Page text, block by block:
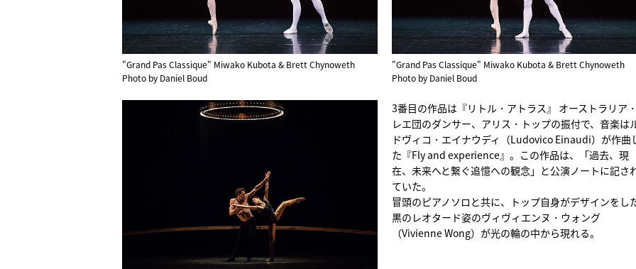
"Grand Pas Classique" Miwako Kubota & Brett Chynoweth
Photo by Daniel Boud
"Grand Pas Classique" Miwako Kubota & Brett Chynoweth
Photo by Daniel Boud
3番目の作品は『リトル・アトラス』 オーストラリア
レエ団のダンサー、アリス・トップの振付で、音楽は
ドヴィコ・エイナウディ（Ludovico Einaudi）が作曲
た『Fly and experience』。この作品は、「過去、現
在、未来へと繋ぐ追憶への観念」と公演ノートに記さ
ていた。
冒頭のピアノソロと共に、トップ自身がデザインをし
黒のレオタード姿のヴィヴィエンヌ・ウォング
（Vivienne Wong）が光の輪の中から現れる。